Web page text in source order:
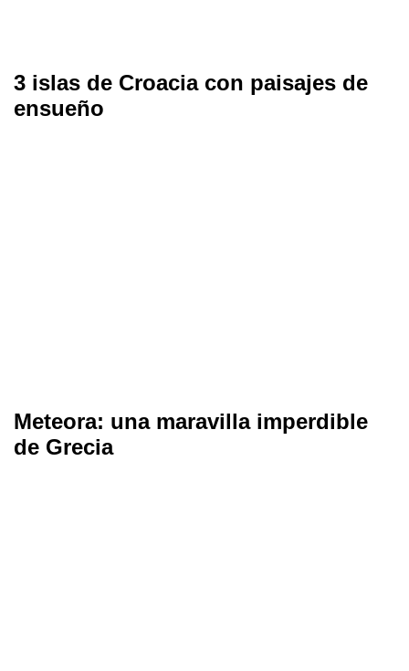
3 islas de Croacia con paisajes de
ensueño
Meteora: una maravilla imperdible
de Grecia